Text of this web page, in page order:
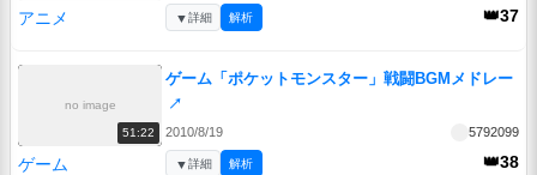
アニメ 👑37
▼詳細 解析
no image
51:22
ゲーム「ポケットモンスター」戦闘BGMメドレー
↗
2010/8/19 5792099
ゲーム 👑38
▼詳細 解析